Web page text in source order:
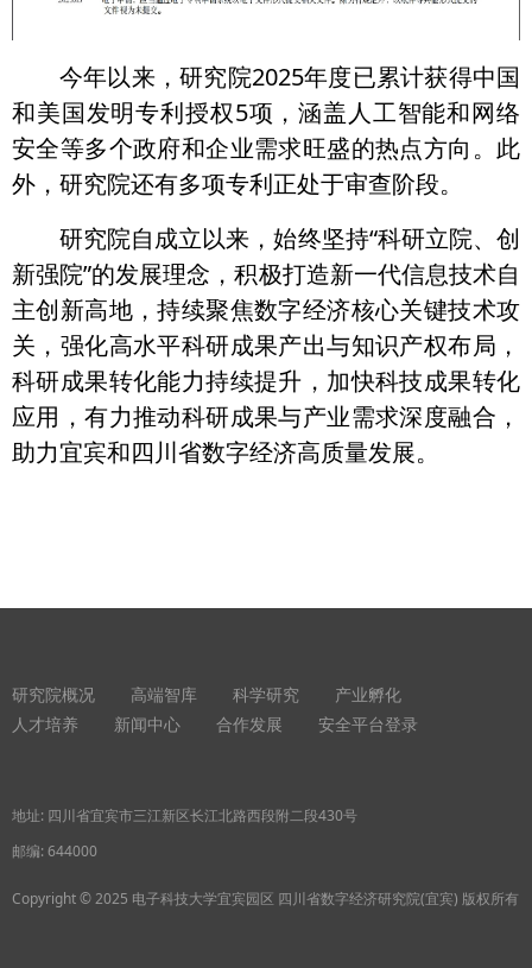
今年以来，研究院2025年度已累计获得中国
和美国发明专利授权5项，涵盖人工智能和网络
安全等多个政府和企业需求旺盛的热点方向。此
外，研究院还有多项专利正处于审查阶段。
研究院自成立以来，始终坚持“科研立院、创
新强院”的发展理念，积极打造新一代信息技术自
主创新高地，持续聚焦数字经济核心关键技术攻
关，强化高水平科研成果产出与知识产权布局，
科研成果转化能力持续提升，加快科技成果转化
应用，有力推动科研成果与产业需求深度融合，
助力宜宾和四川省数字经济高质量发展。
研究院概况 高端智库 科学研究
产业孵化
人才培养
新闻中心 合作发展 安全平台登录
地址: 四川省宜宾市三江新区长江北路西段附二段430号
邮编: 644000
Copyright © 2025 电子科技大学宜宾园区 四川省数字经济研究院(宜宾) 版权所有